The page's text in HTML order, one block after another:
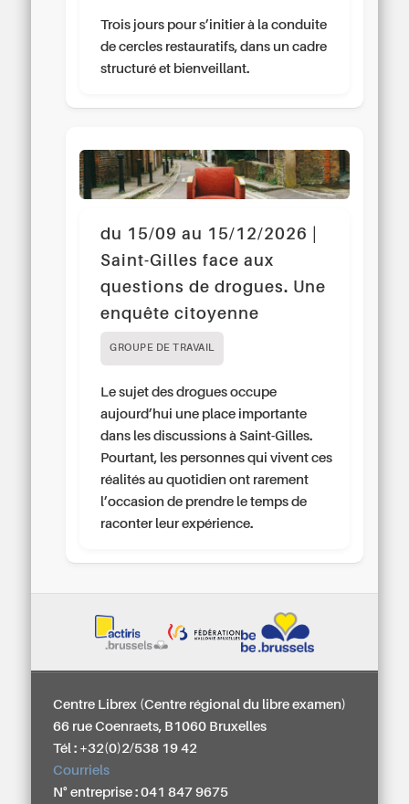
Trois jours pour s’initier à la conduite
de cercles restauratifs, dans un cadre
structuré et bienveillant.
du 15/09 au 15/12/2026 |
Saint-Gilles face aux
questions de drogues. Une
enquête citoyenne
GROUPE DE TRAVAIL
Le sujet des drogues occupe
aujourd’hui une place importante
dans les discussions à Saint-Gilles.
Pourtant, les personnes qui vivent ces
réalités au quotidien ont rarement
l’occasion de prendre le temps de
raconter leur expérience.
Centre Librex (Centre régional du libre examen)
66 rue Coenraets, B1060 Bruxelles
Tél : +32(0)2/538 19 42
Courriels
N° entreprise : 041 847 9675